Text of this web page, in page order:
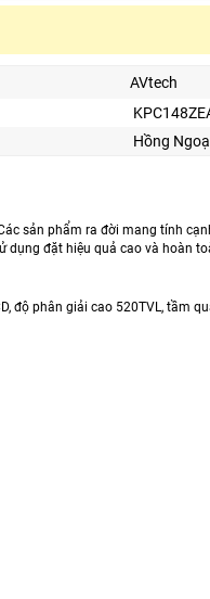
AVtech
Hồng
sản phẩm ra đời mang tính
dụng đặt hiệu quả cao và hoàn
độ phân giải cao 520TVL, tầm